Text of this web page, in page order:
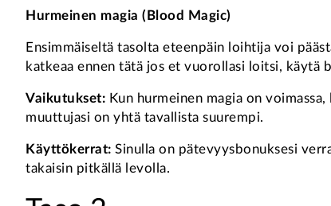
Hurmeinen magia (Blood Magic)
Ensimmäiseltä tasolta eteenpäin loihtija voi
katkeaa ennen tätä jos et vuorollasi loitsi, käytä
Vaikutukset: Kun hurmeinen magia on
muuttujasi on yhtä tavallista suurempi.
Käyttökerrat: Sinulla on pätevyysbonuksesi
takaisin pitkällä levolla.